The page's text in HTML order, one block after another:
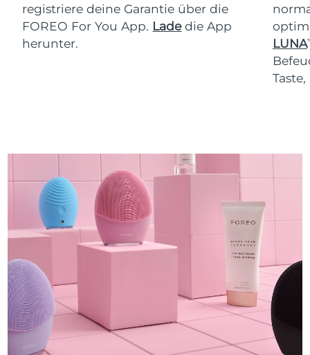
registriere deine Garantie über die
FOREO For You App. Ladedie App
herunter.
LUNA